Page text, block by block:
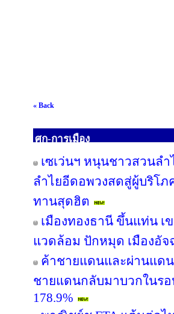
« Back
ศก-การเมือง
เซเว่นฯ หนุนชาวสวนล
ลำไยอีดอพวงสดสู่ผู้บริโ
ทานสุดฮิต
เมืองทองธานี ขึ้นแท่น เ
แวดล้อม ปักหมุด เมืองอั
ค้าชายแดนและผ่านแดน
ชายแดนกลับมาบวกในรอ
178.9%